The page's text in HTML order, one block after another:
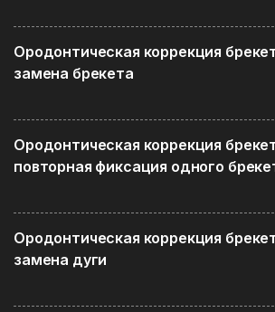
Ородонтическая коррекция
замена брекета
Ородонтическая коррекция
повторная фиксация одного
Ородонтическая коррекция
замена дуги